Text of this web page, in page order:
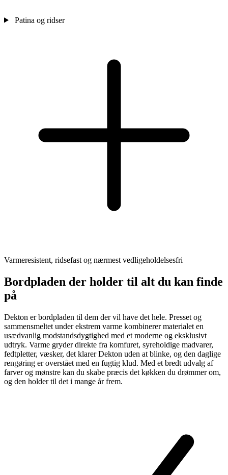
Patina og ridser
Varmeresistent, ridsefast og nærmest vedligeholdelsesfri
Bordpladen der holder til alt du kan finde
på
Dekton er bordpladen til dem der vil have det hele. Presset og
sammensmeltet under ekstrem varme kombinerer materialet en
usædvanlig modstandsdygtighed med et moderne og eksklusivt
udtryk. Varme gryder direkte fra komfuret, syreholdige madvarer,
fedtpletter, væsker, det klarer Dekton uden at blinke, og den daglige
rengøring er overstået med en fugtig klud. Med et bredt udvalg af
farver og mønstre kan du skabe præcis det køkken du drømmer om,
og den holder til det i mange år frem.